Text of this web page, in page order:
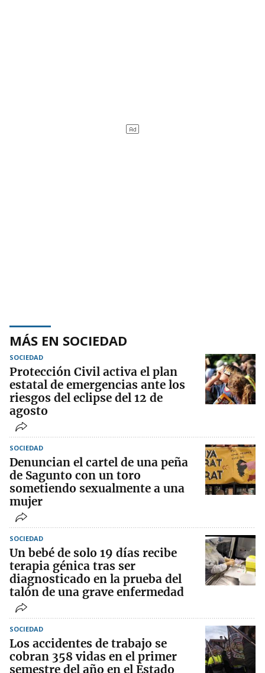
MÁS EN SOCIEDAD
SOCIEDAD
Protección Civil activa el plan
estatal de emergencias ante los
riesgos del eclipse del 12 de
agosto
SOCIEDAD
Denuncian el cartel de una peña
de Sagunto con un toro
sometiendo sexualmente a una
mujer
SOCIEDAD
Un bebé de solo 19 días recibe
terapia génica tras ser
diagnosticado en la prueba del
talón de una grave enfermedad
SOCIEDAD
Los accidentes de trabajo se
cobran 358 vidas en el primer
semestre del año en el Estado